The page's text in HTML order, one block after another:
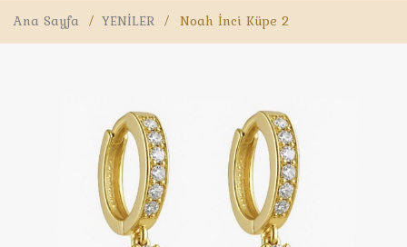
Ana Sayfa / YENİLER / Noah İnci Küpe 2